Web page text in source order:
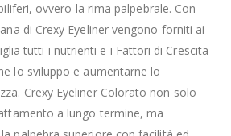
ovvero la rima palpebrale. Con
di Crexy Eyeliner vengono forniti ai
tutti i nutrienti e i Fattori di Crescita
lo sviluppo e aumentarne lo
Crexy Eyeliner Colorato non solo
a lungo termine, ma